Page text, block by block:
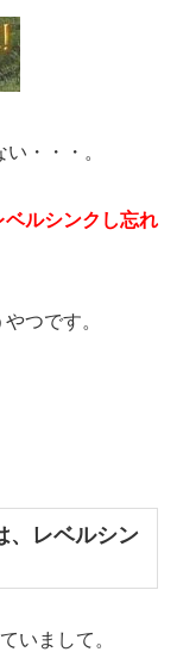
・・・。
ルシンクし忘れ
つです。
、レベルシン
いまして。